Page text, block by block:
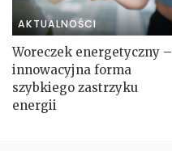
AKTUALNOŚCI
Woreczek energetyczny –
innowacyjna forma
szybkiego zastrzyku
energii